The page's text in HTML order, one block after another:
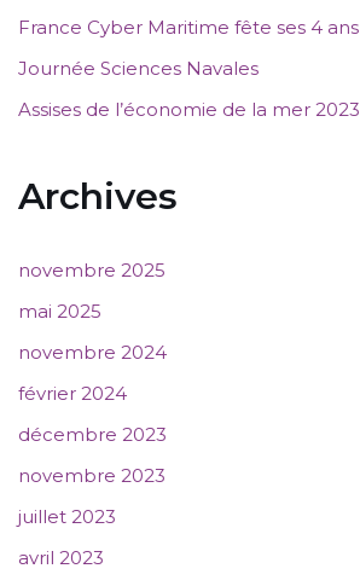
France Cyber Maritime fête ses 4 ans
Journée Sciences Navales
Assises de l’économie de la mer 2023
Archives
novembre 2025
mai 2025
novembre 2024
février 2024
décembre 2023
novembre 2023
juillet 2023
avril 2023